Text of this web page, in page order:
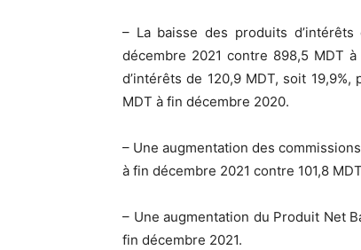
– La baisse des produits
décembre 2021 contre 898,5 MDT
d’intérêts de 120,9 MDT, soit
MDT à fin décembre 2020.
– Une augmentation des
à fin décembre 2021 contre 101,8
– Une augmentation du Produit Net
fin décembre 2021.